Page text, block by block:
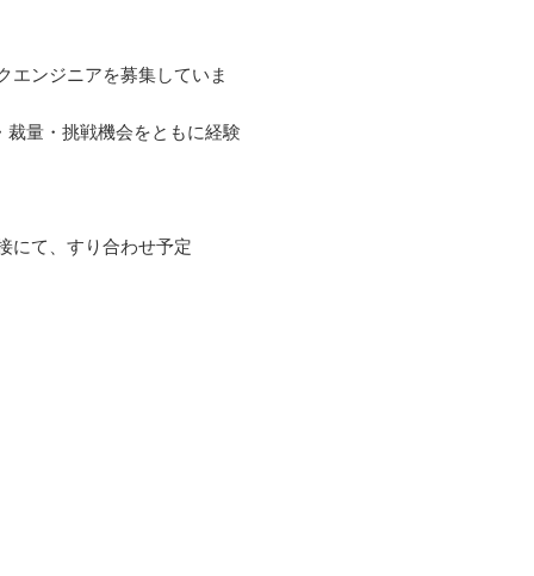
エンジニアを募集していま
量・挑戦機会をともに経験
にて、すり合わせ予定